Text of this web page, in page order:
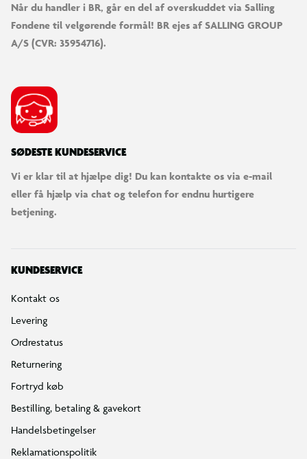
Når du handler i BR, går en del af overskuddet via Salling
Fondene til velgørende formål! BR ejes af SALLING GROUP
A/S (CVR: 35954716).
SØDESTE KUNDESERVICE
Vi er klar til at hjælpe dig! Du kan kontakte os via e-mail
eller få hjælp via chat og telefon for endnu hurtigere
betjening.
KUNDESERVICE
Kontakt os
Levering
Ordrestatus
Returnering
Fortryd køb
Bestilling, betaling & gavekort
Handelsbetingelser
Reklamationspolitik